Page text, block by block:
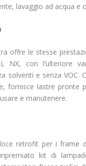
lavaggio ad acqua e
offre le stesse
NX, con l’ulteriore
solventi e senza VOC.
fornisce lastre pronte
e manutenere.
retrofit per i frame
kit di